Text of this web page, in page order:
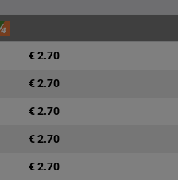
€ 2.70
€ 2.70
€ 2.70
€ 2.70
€ 2.70